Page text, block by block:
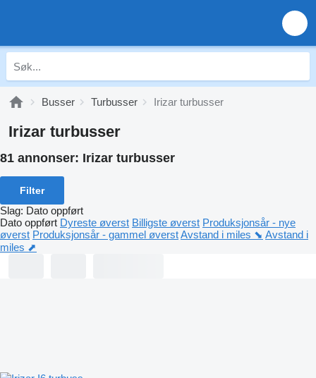
Busser Turbusser Irizar turbusser
Irizar turbusser
81 annonser: Irizar turbusser
Filter
Slag: Dato oppført
Dato oppført Dyreste øverst Billigste øverst Produksjonsår - nye
øverst Produksjonsår - gammel øverstAvstand i miles ⬊ Avstand i
miles ⬈